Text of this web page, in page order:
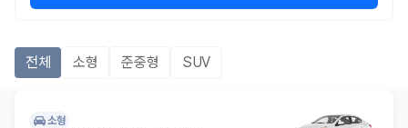
전체 소형 준중형 SUV
소형